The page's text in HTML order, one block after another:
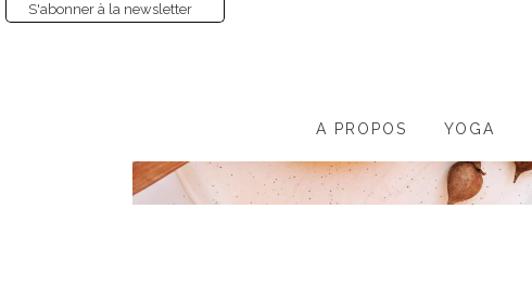
S'abonner à la newsletter
A PROPOS YOGA